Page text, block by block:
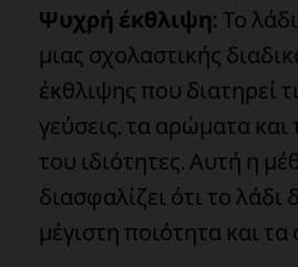
Ψυχρή έκθλιψη: Το
μιας σχολαστικής
έκθλιψης που διατηρεί
γεύσεις, τα αρώματα και
του ιδιότητες. Αυτή η
διασφαλίζει ότι το λάδι
μέγιστη ποιότητα και